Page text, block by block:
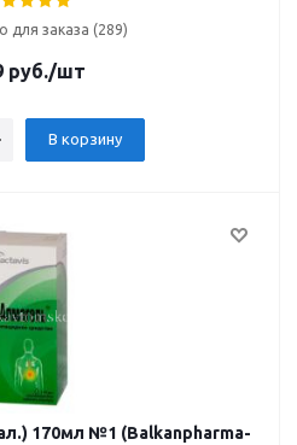
для заказа (289)
руб./шт
В корзину
170мл №1 (Balkanpharma-